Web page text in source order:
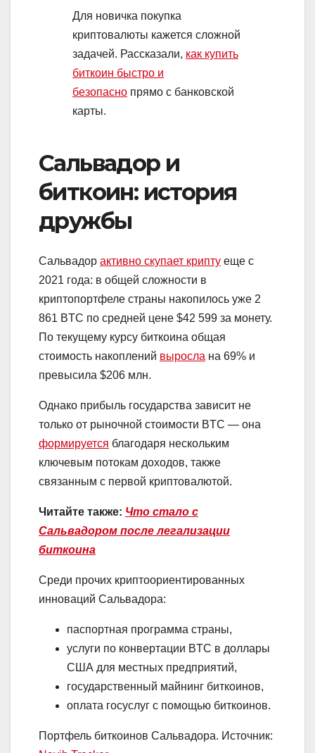
Для новичка покупка
криптовалюты кажется сложной
задачей. Рассказали, как купить
биткоин быстро и
безопасно прямо с банковской
карты.
Сальвадор и
биткоин: история
дружбы
Сальвадор активно скупает крипту еще с
2021 года: в общей сложности в
криптопортфеле страны накопилось уже 2
861 BTC по средней цене $42 599 за монету.
По текущему курсу биткоина общая
стоимость накоплений выросла на 69% и
превысила $206 млн.
Однако прибыль государства зависит не
только от рыночной стоимости BTC — она
формируется благодаря нескольким
ключевым потокам доходов, также
связанным с первой криптовалютой.
Читайте также: Что стало с
Сальвадором после легализации
биткоина
Среди прочих криптоориентированных
инноваций Сальвадора:
паспортная программа страны,
услуги по конвертации BTC в доллары
США для местных предприятий,
государственный майнинг биткоинов,
оплата госуслуг с помощью биткоинов.
Портфель биткоинов Сальвадора. Источник: